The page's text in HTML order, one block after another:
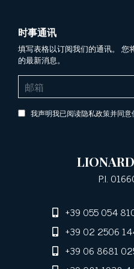
时事通讯
填写表格以订阅我们的通讯。 您
的最新消息。
我声明我已阅读隐私政策并同
P.I.
+39 055 054
+39 02 2506
+39 06 8681